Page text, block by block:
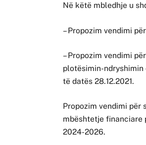
Në këtë mbledhje u
– Propozim vendimi
– Propozim vendimi
plotësimin-
të datës 28.12.2021.
Propozim vendimi për
mbështetje financiare
2024-2026.